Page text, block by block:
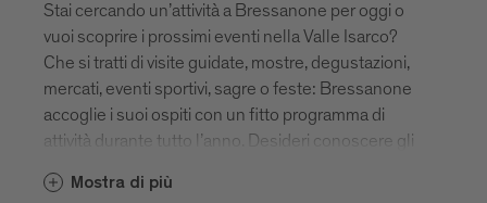
Stai cercando un’attività a Bressanone per oggi o
vuoi scoprire i prossimi eventi nella Valle Isarco?
Che si tratti di visite guidate, mostre, degustazioni,
mercati, eventi sportivi, sagre o feste: Bressanone
accoglie i suoi ospiti con un fitto programma di
attività durante tutto l’anno. Desideri conoscere gli
specifica? Il nostro calendario ti offre una
Mostra di più